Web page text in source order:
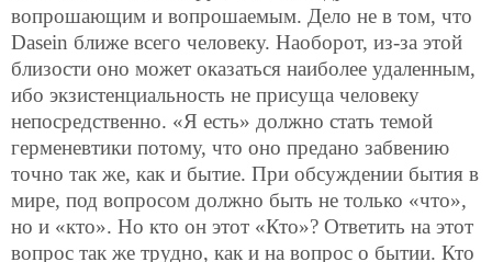
вопрошающим и вопрошаемым. Дело не в том, что
Dasein ближе всего человеку. Наоборот, из-за этой
близости оно может оказаться наиболее удаленным,
ибо экзистенциальность не присуща человеку
непосредственно. «Я есть» должно стать темой
герменевтики потому, что оно предано забвению
точно так же, как и бытие. При обсуждении бытия в
мире, под вопросом должно быть не только «что»,
но и «кто». Но кто он этот «Кто»? Ответить на этот
вопрос так же трудно, как и на вопрос о бытии. Кто